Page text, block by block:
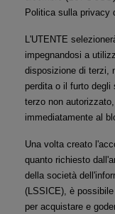
Politica sulla privacy
L'UTENTE
impegnandosi a
disposizione di terzi,
perdita o il furto
terzo non
immediatamente al
Una volta creato
quanto richiesto
della società
(LSSICE), è
per acquistare e